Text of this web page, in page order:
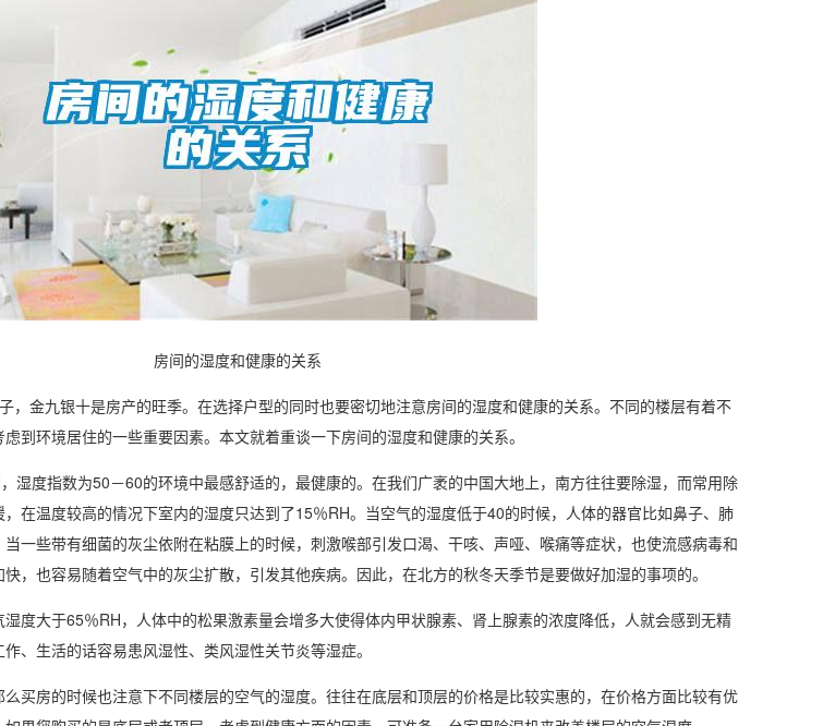
房间的湿度和健康的关系
金九银十是房产的旺季。在选择户型的同时也要密切地注意房间的湿度和健康的关系。不同的楼层有着不
到环境居住的一些重要因素。本文就着重谈一下房间的湿度和健康的关系。
度指数为50－60的环境中最感舒适的，最健康的。在我们广袤的中国大地上，南方往往要除湿，而常用除
在温度较高的情况下室内的湿度只达到了15％RH。当空气的湿度低于40的时候，人体的器官比如鼻子、肺
一些带有细菌的灰尘依附在粘膜上的时候，刺激喉部引发口渴、干咳、声哑、喉痛等症状，也使流感病毒和
，也容易随着空气中的灰尘扩散，引发其他疾病。因此，在北方的秋冬天季节是要做好加湿的事项的。
湿度大于65％RH，人体中的松果激素量会增多大使得体内甲状腺素、肾上腺素的浓度降低，人就会感到无精
、生活的话容易患风湿性、类风湿性关节炎等湿症。
房的时候也注意下不同楼层的空气的湿度。往往在底层和顶层的价格是比较实惠的，在价格方面比较有优